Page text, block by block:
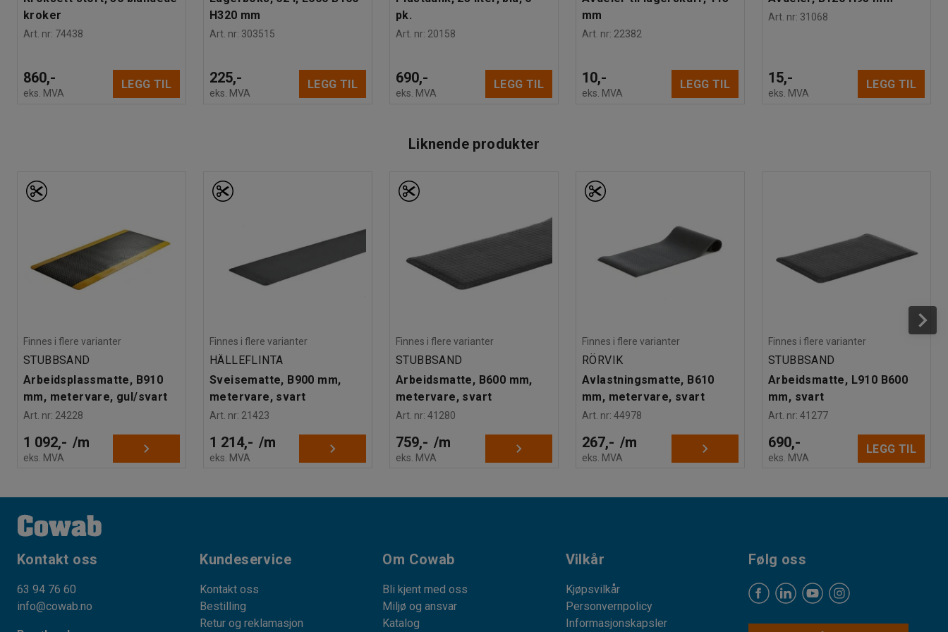
kroker
Art. nr: 74438
860,-
eks. MVA
LEGG TIL
H320 mm
Art. nr: 303515
225,-
eks. MVA
LEGG TIL
pk.
Art. nr: 20158
690,-
eks. MVA
LEGG TIL
mm
Art. nr: 22382
10,-
eks. MVA
LEGG TIL
Art. nr: 31068
15,-
eks. MVA
LEGG TIL
Liknende produkter
Finnes i flere varianter
STUBBSAND
Arbeidsplassmatte, B910
mm, metervare, gul/svart
Art. nr: 24228
1 092,- /m
eks. MVA
Finnes i flere varianter
HÄLLEFLINTA
Sveisematte, B900 mm,
metervare, svart
Art. nr: 21423
1 214,- /m
eks. MVA
Finnes i flere varianter
STUBBSAND
Arbeidsmatte, B600 mm,
metervare, svart
Art. nr: 41280
759,- /m
eks. MVA
Finnes i flere varianter
RÖRVIK
Avlastningsmatte, B610
mm, metervare, svart
Art. nr: 44978
267,- /m
eks. MVA
Finnes i flere varianter
STUBBSAND
Arbeidsmatte, L910 B600
mm, svart
Art. nr: 41277
690,-
eks. MVA
LEGG TIL
Kontakt oss
63 94 76 60
info@cowab.no
Kundeservice
Kontakt oss
Bestilling
Retur og reklamasjon
Om Cowab
Bli kjent med oss
Miljø og ansvar
Katalog
Vilkår
Kjøpsvilkår
Personvernpolicy
Informasjonskapsler
Følg oss